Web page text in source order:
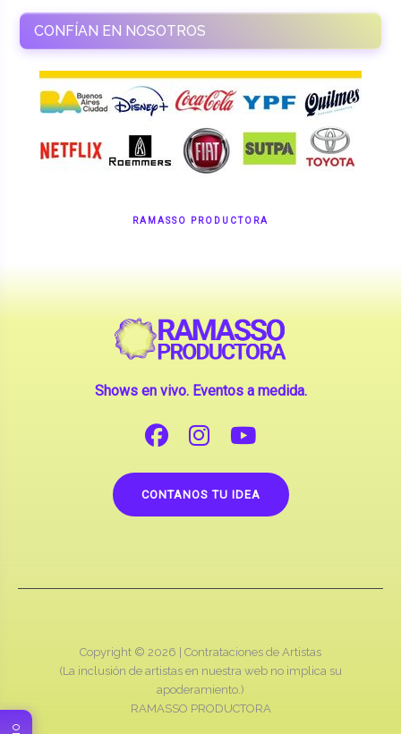
CONFÍAN EN NOSOTROS
RAMASSO PRODUCTORA
Shows en vivo. Eventos a medida.
CONTANOS TU IDEA
Copyright © 2026 | Contrataciones de Artistas
(La inclusión de artistas en nuestra web no implica su
apoderamiento.)
RAMASSO PRODUCTORA